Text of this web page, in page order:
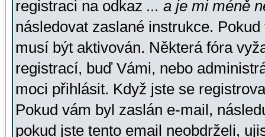
registraci na odkaz ... a je mi méně
následovat zaslané instrukce.
musí být aktivován. Některá fóra
registrací, buď Vámi, nebo
moci přihlásit. Když jste se
Pokud vám byl zaslán e-mail,
pokud jste tento email neobdrželi,